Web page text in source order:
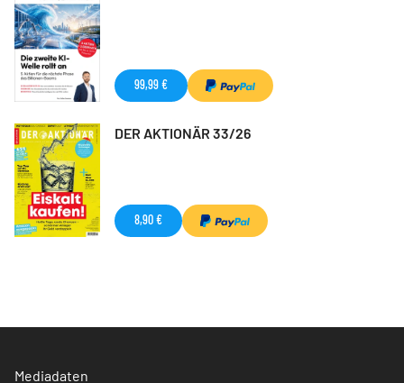
99,99 €
DER AKTIONÄR 33/26
8,90 €
Mediadaten